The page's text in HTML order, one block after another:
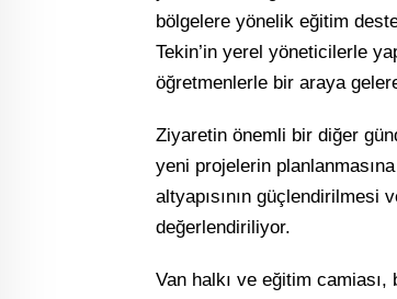
bölgelere yönelik eğitim
Tekin’in yerel yöneticilerle
öğretmenlerle bir araya
Ziyaretin önemli bir diğer
yeni projelerin
altyapısının güçlendirilmesi
değerlendiriliyor.
Van halkı ve eğitim